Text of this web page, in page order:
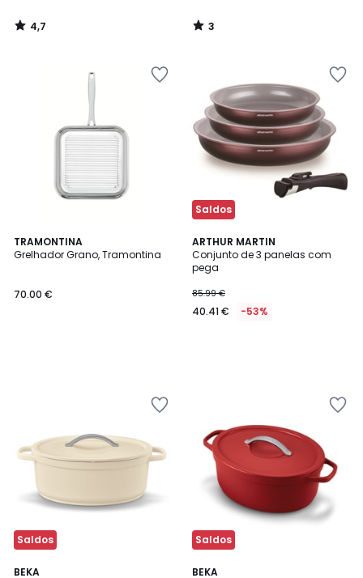
4,7
/
3
/
TRAMONTINA
Grelhador Grano, Tramontina
70.00 €
Saldos
ARTHUR MARTIN
Conjunto de 3 panelas com
pega
85.99 €
40.41 € -53%
Saldos
BEKA
Saldos
BEKA